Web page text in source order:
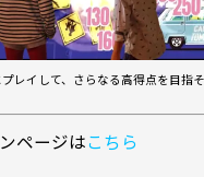
レイして、さらなる高得点を目指そ
ページはこちら